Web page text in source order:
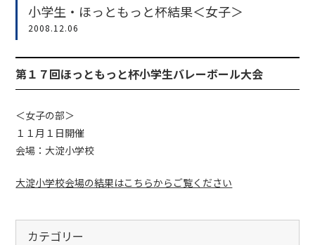
小学生・ほっともっと杯結果＜女子＞
2008.12.06
第１７回ほっともっと杯小学生バレーボール大会
＜女子の部＞
１１月１日開催
会場：大淀小学校
大淀小学校会場の結果はこちらからご覧ください
カテゴリー